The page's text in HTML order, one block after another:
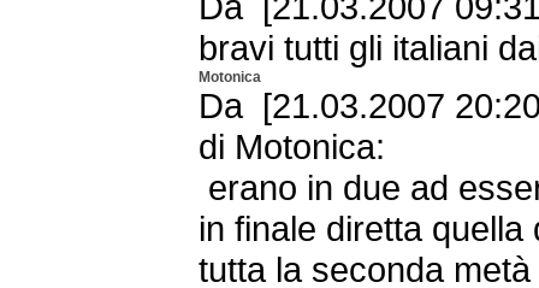
bravi tutti gli italiani
Motonica
Da [21.03.2007
di Motonica:
erano in due ad
in finale diretta
tutta la seconda